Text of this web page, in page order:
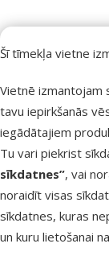
Šī tīmekļa vietne
Vietnē izmantojam
tavu iepirkšanās
iegādātajiem
Tu vari piekrist
sīkdatnes”, vai
noraidīt visas
sīkdatnes, kuras
un kuru lietošanai